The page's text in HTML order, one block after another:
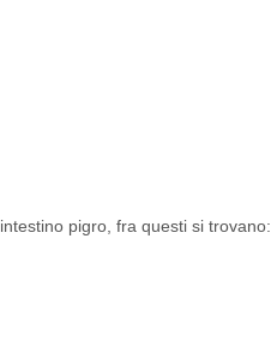
pigro, fra questi si trovano: